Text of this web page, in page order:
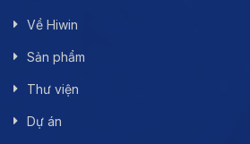
Về Hiwin
Sản phẩm
Thư viện
Dự án